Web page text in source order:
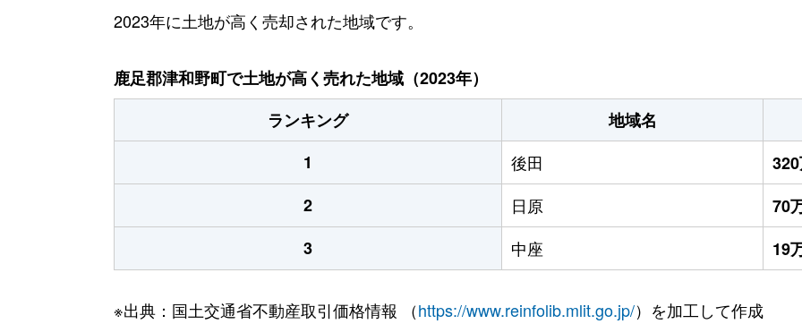
2023年に土地が高く売却された地域です。
鹿足郡津和野町で土地が高く売れた地域（2023年）
ランキング
地域名
1
後田
2
日原
70
3
中座 19
※出典：国土交通省不動産取引価格情報 （https://www.reinfolib.mlit.go.jp/）を加工して作成